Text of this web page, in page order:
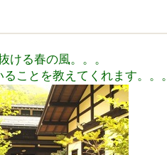
ける春の風。。。
ことを教えてくれます。。。